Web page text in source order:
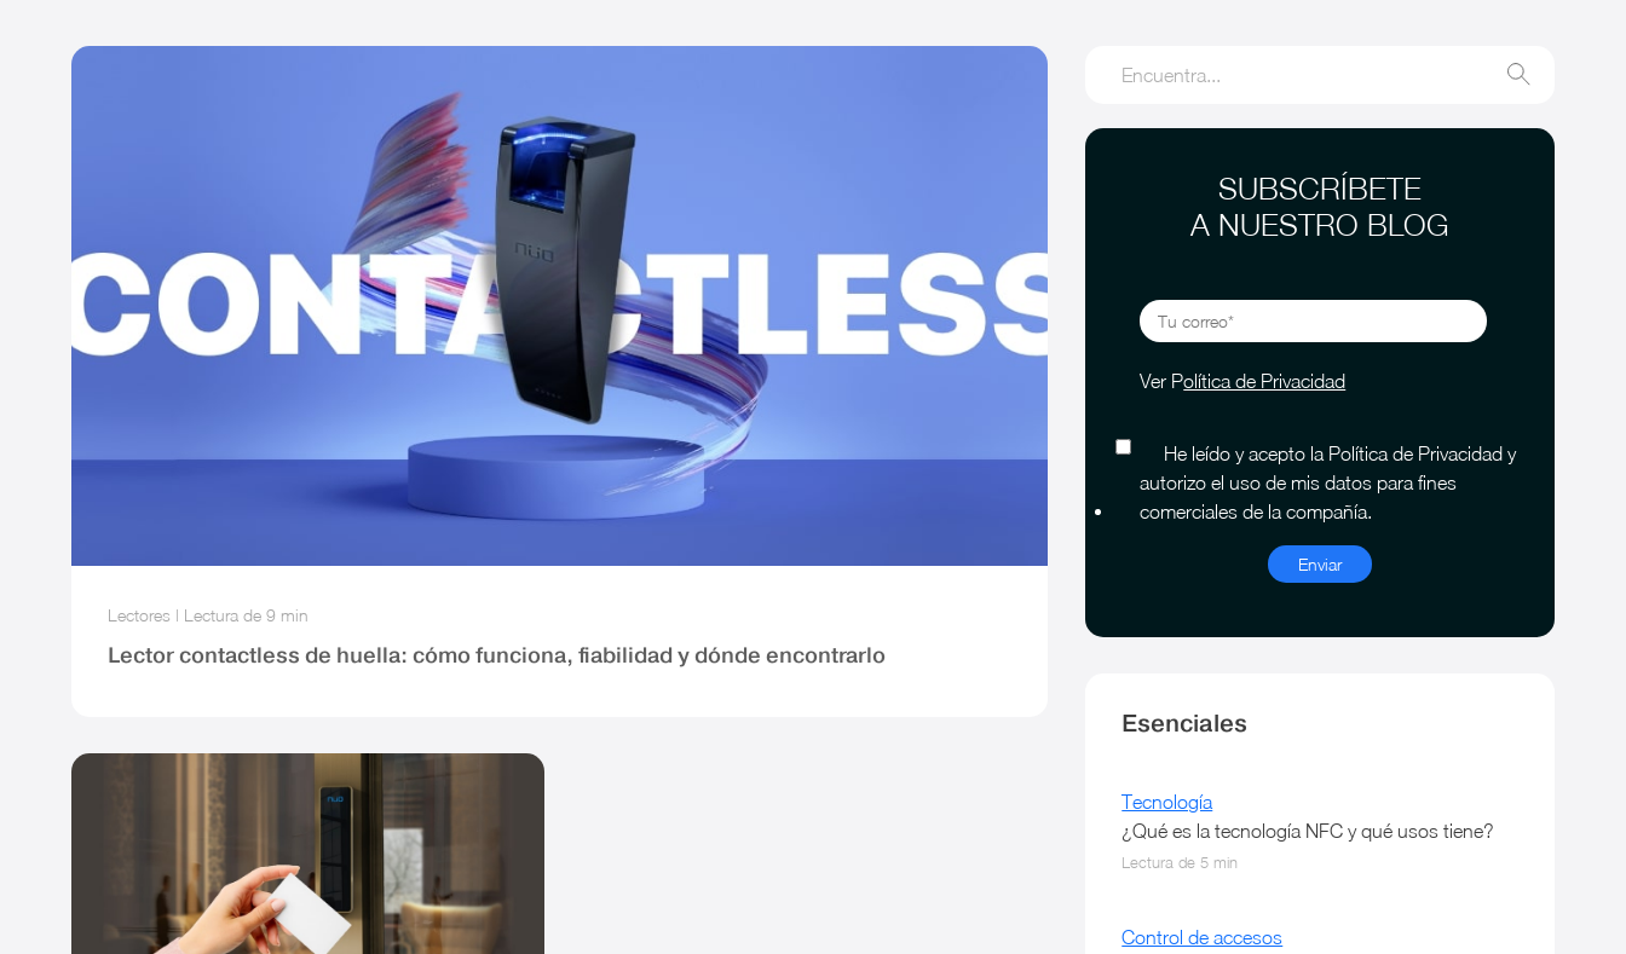
Lectores | Lectura de 9 min
Lector contactless de huella: cómo funciona, fiabilidad y dónde encontrarlo
SUBSCRÍBETE
A NUESTRO BLOG
Ver Política de Privacidad
He leído y acepto la Política de Privacidad y
autorizo el uso de mis datos para fines
comerciales de la compañía.
Esenciales
Tecnología
¿Qué es la tecnología NFC y qué usos tiene?
Lectura de 5 min
Control de accesos